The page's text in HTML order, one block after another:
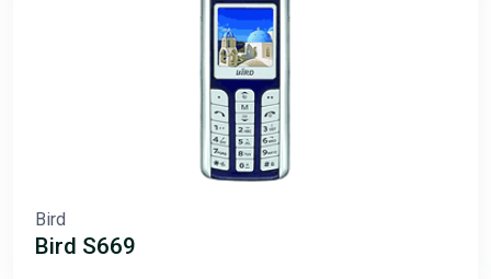
Bird
Bird S669